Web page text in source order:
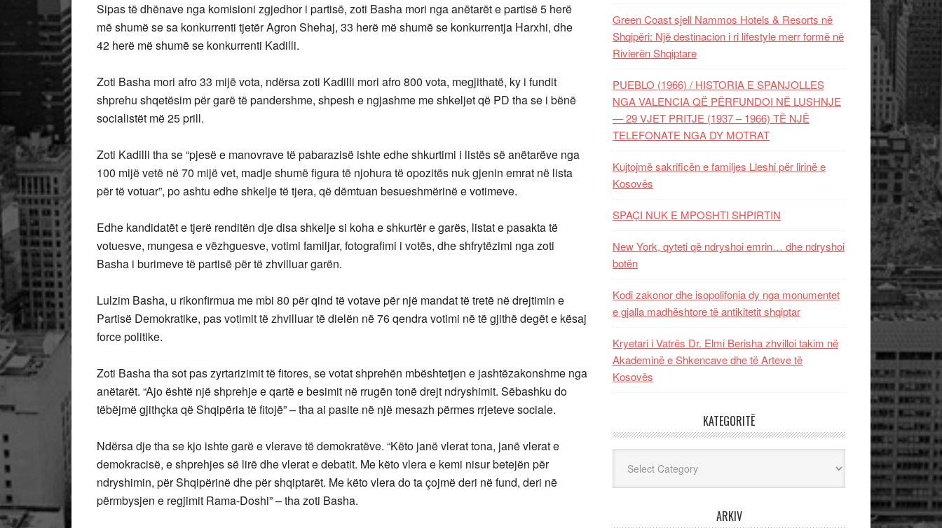
Sipas të dhënave nga komisioni zgjedhor i partisë, zoti Basha mori nga anëtarët e partisë 5 herë
më shumë se sa konkurrenti tjetër Agron Shehaj, 33 herë më shumë se konkurrentja Harxhi, dhe
42 herë më shumë se konkurrenti Kadilli.
Zoti Basha mori afro 33 mijë vota, ndërsa zoti Kadilli mori afro 800 vota, megjithatë, ky i fundit
shprehu shqetësim për garë të pandershme, shpesh e ngjashme me shkeljet që PD tha se i bënë
socialistët më 25 prill.
Zoti Kadilli tha se “pjesë e manovrave të pabarazisë ishte edhe shkurtimi i listës së anëtarëve nga
100 mijë vetë në 70 mijë vet, madje shumë figura të njohura të opozitës nuk gjenin emrat në lista
për të votuar”, po ashtu edhe shkelje të tjera, që dëmtuan besueshmërinë e votimeve.
Edhe kandidatët e tjerë renditën dje disa shkelje si koha e shkurtër e garës, listat e pasakta të
votuesve, mungesa e vëzhguesve, votimi familjar, fotografimi i votës, dhe shfrytëzimi nga zoti
Basha i burimeve të partisë për të zhvilluar garën.
Lulzim Basha, u rikonfirmua me mbi 80 për qind të votave për një mandat të tretë në drejtimin e
Partisë Demokratike, pas votimit të zhvilluar të dielën në 76 qendra votimi në të gjithë degët e kësaj
force politike.
Zoti Basha tha sot pas zyrtarizimit të fitores, se votat shprehën mbështetjen e jashtëzakonshme nga
anëtarët. “Ajo është një shprehje e qartë e besimit në rrugën tonë drejt ndryshimit. Sëbashku do
tëbëjmë gjithçka që Shqipëria të fitojë” – tha ai pasite në një mesazh përmes rrjeteve sociale.
Ndërsa dje tha se kjo ishte garë e vlerave të demokratëve. “Këto janë vlerat tona, janë vlerat e
demokracisë, e shprehjes së lirë dhe vlerat e debatit. Me këto vlera e kemi nisur betejën për
ndryshimin, për Shqipërinë dhe për shqiptarët. Me këto vlera do ta çojmë deri në fund, deri në
përmbysjen e regjimit Rama-Doshi” – tha zoti Basha.
Green Coast sjell Nammos Hotels & Resorts në
Shqipëri: Një destinacion i ri lifestyle merr formë në
Rivierën Shqiptare
PUEBLO (1966) / HISTORIA E SPANJOLLES
NGA VALENCIA QË PËRFUNDOI NË LUSHNJE
— 29 VJET PRITJE (1937 – 1966) TË NJË
TELEFONATE NGA DY MOTRAT
Kujtojmë sakrificën e familjes Lleshi për lirinë e
Kosovës
SPAÇI NUK E MPOSHTI SHPIRTIN
New York, qyteti që ndryshoi emrin… dhe ndryshoi
botën
Kodi zakonor dhe isopolifonia dy nga monumentet
e gjalla madhështore të antikitetit shqiptar
Kryetari i Vatrës Dr. Elmi Berisha zhvilloi takim në
Akademinë e Shkencave dhe të Arteve të
Kosovës
KATEGORITË
ARKIV